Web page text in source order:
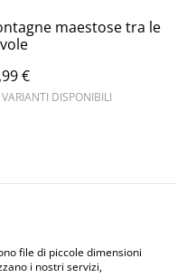
maestose tra le
€
DISPONIBILI
Terms and
conditions
file di piccole dimensioni
i nostri servizi,